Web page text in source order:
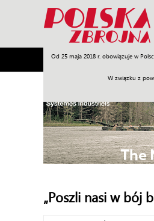
Od 25 maja 2018 r. obowiązuje w
W związku z
Armia Poligon Sprzęt
„Poszli nasi w bój